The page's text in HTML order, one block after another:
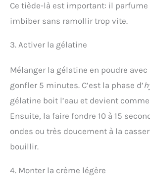
Ce tiède-là est important: il parfume
imbiber sans ramollir trop vite.
3. Activer la gélatine
Mélanger la gélatine en poudre avec
gonfler 5 minutes. C’est la phase d’
gélatine boit l’eau et devient
Ensuite, la faire fondre 10 à 15
ondes ou très doucement à la
bouillir.
4. Monter la crème légère